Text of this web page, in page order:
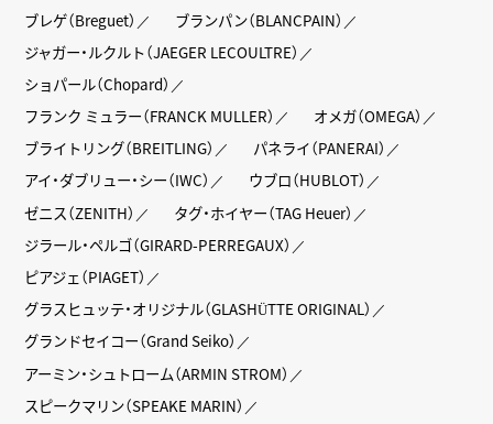
ブレゲ（Breguet）
ブランパン（BLANCPAIN）
ジャガー・ルクルト（JAEGER LECOULTRE）
ショパール（Chopard）
フランク ミュラー（FRANCK MULLER）
オメガ（OMEGA）
ブライトリング（BREITLING）
パネライ（PANERAI）
アイ・ダブリュー・シー（IWC）
ウブロ（HUBLOT）
ゼニス（ZENITH）
タグ・ホイヤー（TAG Heuer）
ジラール・ペルゴ（GIRARD-PERREGAUX）
ピアジェ（PIAGET）
グラスヒュッテ・オリジナル（GLASHÜTTE ORIGINAL）
グランドセイコー（Grand Seiko）
アーミン・シュトローム（ARMIN STROM）
スピークマリン（SPEAKE MARIN）